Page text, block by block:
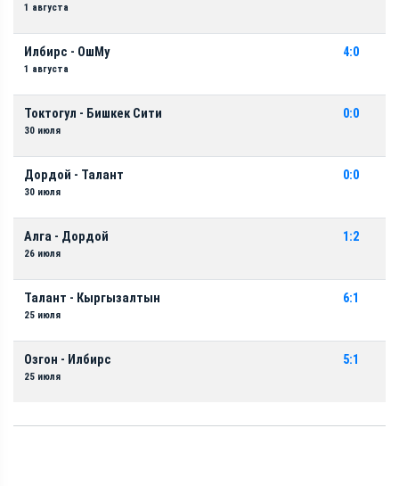
1 августа
Илбирс - ОшМу
1 августа
4:0
Токтогул - Бишкек Сити
30 июля
0:0
Дордой - Талант
30 июля
0:0
Алга - Дордой
26 июля
1:2
Талант - Кыргызалтын
25 июля
6:1
Озгон - Илбирс
25 июля
5:1